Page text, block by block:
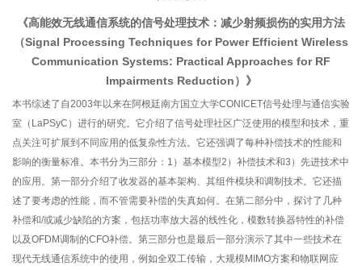
《高能效无线通信系统的信号处理技术：减少射频损伤的实用方法
（Signal Processing Techniques for Power Efficient Wireless
Communication Systems: Practical Approaches for RF
Impairments Reduction）》
本书综述了自2003年以来在阿根廷南方国立大学CONICET信号处理与通信实验
室（LaPSyC）进行的研究。它介绍了信号处理社区广泛使用的模型和技术，重
点关注可扩展到不同应用的低复杂性方法。它还强调了每种补偿技术的性能和
影响的衡量标准。本书分为三部分：1）基本模型2）补偿技术和3）先进技术中
的应用。第一部分介绍了收发器的基本架构、其组件模块和调制技术。它还描
述了要考虑的性能，而不管需要补偿的失真如何。在第二部分中，探讨了几种
补偿和/或减少缺陷的方案，包括功率放大器的线性化，模数转换器特性的补偿
以及OFDM调制的CFO补偿。第三部分也是最后一部分演示了其中一些技术在
现代无线通信系统中的使用，例如全双工传输，大规模MIMO方案和物联网应